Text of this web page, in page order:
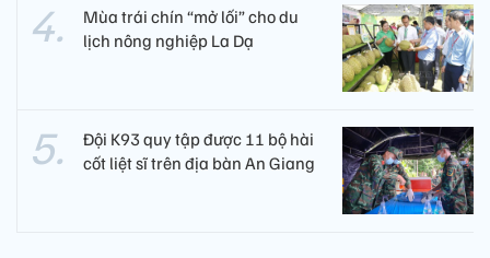
Mùa trái chín “mở lối” cho du
lịch nông nghiệp La Dạ
Đội K93 quy tập được 11 bộ hài
cốt liệt sĩ trên địa bàn An Giang